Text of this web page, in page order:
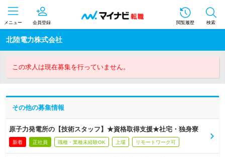
メニュー 会員登録 閲覧履歴 検索
北陸電力株式会社
この求人は現在募集を行っていません。
その他の募集情報
原子力発電所の【技術スタッフ】★資格取得支援★社宅・独身寮
新着 正社員 職種・業種未経験OK 上場 リモートワーク可